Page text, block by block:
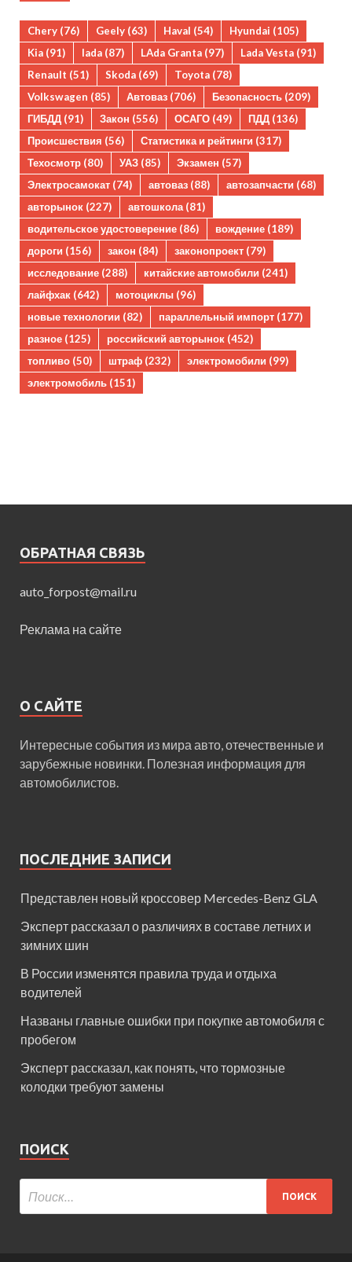
Chery (76) Geely (63) Haval (54) Hyundai (105)
Kia (91) lada (87) LAda Granta (97) Lada Vesta (91)
Renault (51) Skoda (69) Toyota (78)
Volkswagen (85) Автоваз (706) Безопасность (209)
ГИБДД (91) Закон (556) ОСАГО (49) ПДД (136)
Происшествия (56) Статистика и рейтинги (317)
Техосмотр (80) УАЗ (85) Экзамен (57)
Электросамокат (74) автоваз (88) автозапчасти (68)
авторынок (227) автошкола(81)
водительское удостоверение (86) вождение (189)
дороги (156) закон (84) законопроект (79)
исследование (288) китайские автомобили (241)
лайфхак (642) мотоциклы (96)
новые технологии (82) параллельный импорт (177)
разное (125) российский авторынок (452)
топливо (50) штраф (232) электромобили (99)
электромобиль (151)
ОБРАТНАЯ СВЯЗЬ
auto_forpost@mail.ru
Реклама на сайте
О САЙТЕ
Интересные события из мира авто, отечественные и
зарубежные новинки. Полезная информация для
автомобилистов.
ПОСЛЕДНИЕ ЗАПИСИ
Представлен новый кроссовер Mercedes-Benz GLA
Эксперт рассказал о различиях в составе летних и
зимних шин
В России изменятся правила труда и отдыха
водителей
Названы главные ошибки при покупке автомобиля с
пробегом
Эксперт рассказал, как понять, что тормозные
колодки требуют замены
ПОИСК